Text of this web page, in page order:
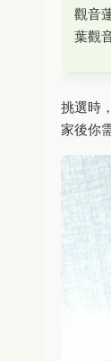
觀音
葉觀
挑選時
家後你